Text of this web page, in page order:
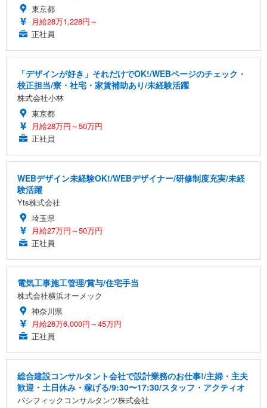
東京都
月給28万1,228円～
正社員
「デザインが好き」それだけでOK!/WEBページのチェック・
校正担当/寮・社宅・家賃補助あり/未経験活躍
株式会社小林
東京都
月給28万円～50万円
正社員
WEBデザイン未経験OK!/WEBデザイナー/研修制度充実/未経
験活躍
Yts株式会社
埼玉県
月給27万円～50万円
正社員
電気工事施工管理/賞与/住宅手当
株式会社横浜オーメック
神奈川県
月給26万6,000円～45万円
正社員
総合建設コンサルタント会社で設計業務のお仕事!/主婦・主夫
歓迎・土日休み・稼げる/9:30〜17:30/スタッフ・アクティオ
パシフィックコンサルタンツ株式会社